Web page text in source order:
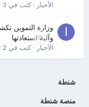
الأخبار· كتب في 3
0
وزارة التموين
وآلية استعادتها
الأخبار· كتب في 2
شنطة
منصة شنطة